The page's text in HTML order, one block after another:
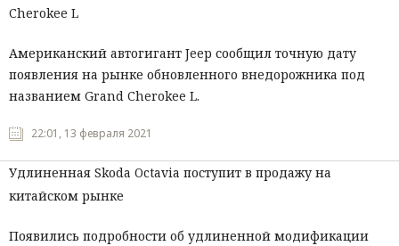
Cherokee L
Американский автогигант Jeep сообщил точную дату
появления на рынке обновленного внедорожника под
названием Grand Cherokee L.
22:01, 13 февраля 2021
Удлиненная Skoda Octavia поступит в продажу на
китайском рынке
Появились подробности об удлиненной модификации